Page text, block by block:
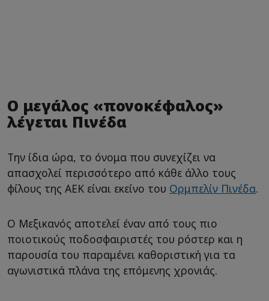
Ο μεγάλος «πονοκέφαλος»
λέγεται Πινέδα
Την ίδια ώρα, το όνομα που συνεχίζει να
απασχολεί περισσότερο από κάθε άλλο τους
φίλους της ΑΕΚ είναι εκείνο του Ορμπελίν Πινέδα.
Ο Μεξικανός αποτελεί έναν από τους πιο
ποιοτικούς ποδοσφαιριστές του ρόστερ και η
παρουσία του παραμένει καθοριστική για τα
αγωνιστικά πλάνα της επόμενης χρονιάς.